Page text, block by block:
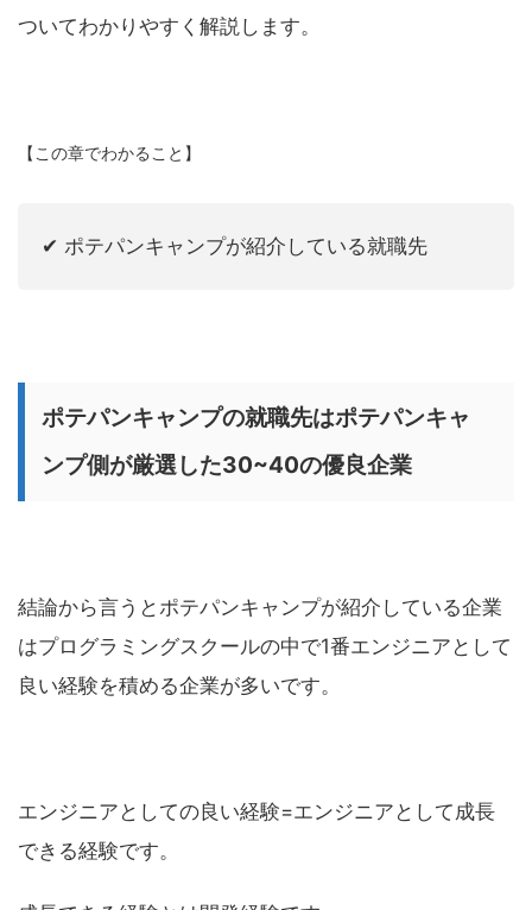
ついてわかりやすく解説します。
【この章でわかること】
✔︎ ポテパンキャンプが紹介している就職先
ポテパンキャンプの就職先はポテパンキャ
ンプ側が厳選した30~40の優良企業
結論から言うとポテパンキャンプが紹介している企業
はプログラミングスクールの中で1番エンジニアとして
良い経験を積める企業が多いです。
エンジニアとしての良い経験=エンジニアとして成長
できる経験です。